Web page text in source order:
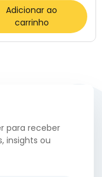
Adicionar ao
carrinho
para receber
insights ou